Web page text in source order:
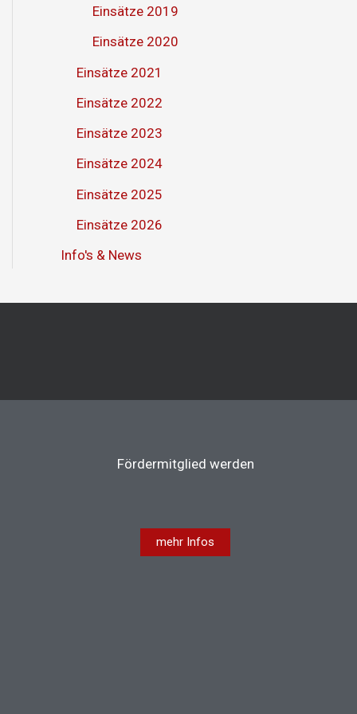
Einsätze 2019
Einsätze 2020
Einsätze 2021
Einsätze 2022
Einsätze 2023
Einsätze 2024
Einsätze 2025
Einsätze 2026
Info's & News
Fördermitglied werden
mehr Infos